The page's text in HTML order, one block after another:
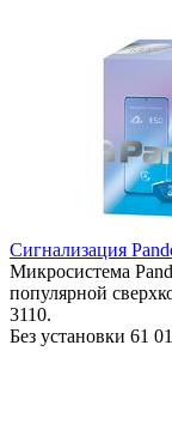
Сигнализация
Микросистема
популярной
3110.
Без установки 61